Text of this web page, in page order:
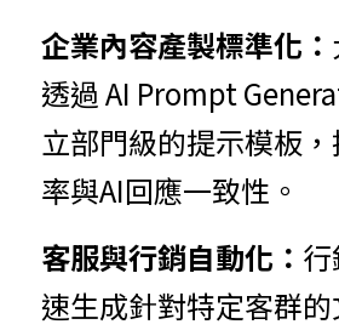
企業內容產製標準化：
透過 AI Prompt
立部門級的提示模板
率與AI回應一致性。
客服與行銷自動化：
速生成針對特定客群的